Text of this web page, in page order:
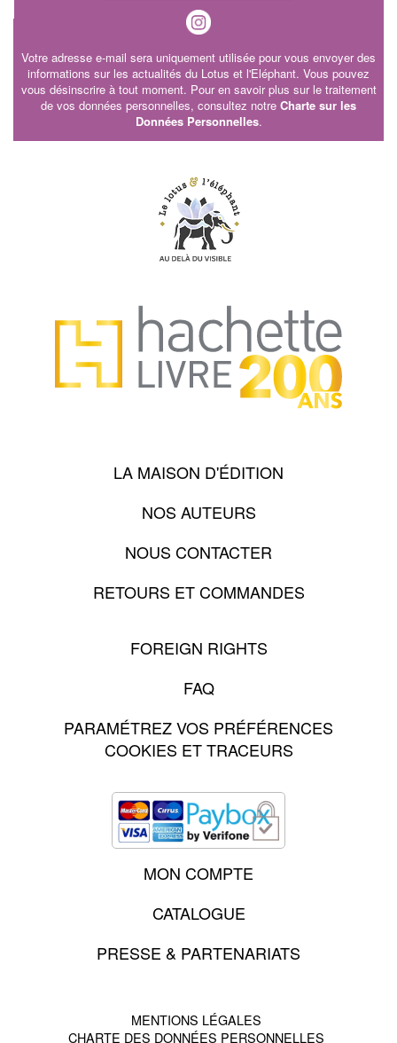
Votre adresse e-mail sera uniquement utilisée pour vous envoyer des
informations sur les actualités du Lotus et l'Eléphant. Vous pouvez
vous désinscrire à tout moment. Pour en savoir plus sur le traitement
de vos données personnelles, consultez notre Charte sur les
Données Personnelles.
LA MAISON D'ÉDITION
NOS AUTEURS
NOUS CONTACTER
RETOURS ET COMMANDES
FOREIGN RIGHTS
FAQ
PARAMÉTREZ VOS PRÉFÉRENCES
COOKIES ET TRACEURS
MON COMPTE
CATALOGUE
PRESSE & PARTENARIATS
MENTIONS LÉGALES
CHARTE DES DONNÉES PERSONNELLES